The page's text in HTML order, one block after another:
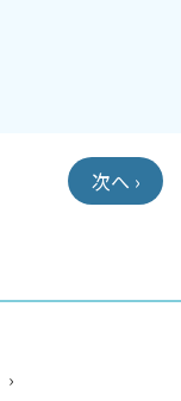
次へ ›